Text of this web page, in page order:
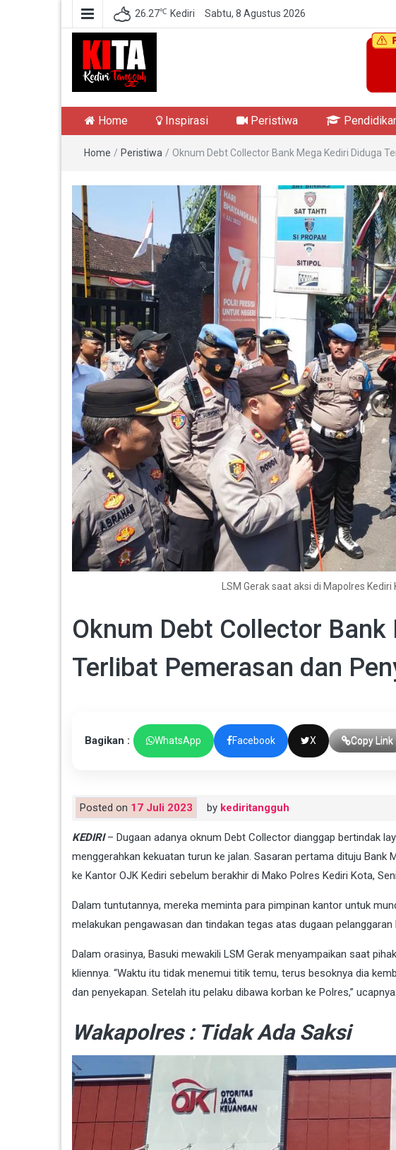
26.27℃ Kediri Sabtu, 8 Agustus 2026
Kediri Tangguh
Home Inspirasi Peristiwa
Home / Peristiwa / Oknum Debt Collector Bank Mega Kediri Diduga
LSM Gerak saat aksi di Mapolres
Oknum Debt Collector Bank
Terlibat Pemerasan dan
Bagikan : WhatsApp Facebook X Copy Link
Posted on 17 Juli 2023 by kediritangguh
KEDIRI– Dugaan adanya oknum Debt Collector dianggap bertindak
menggerahkan kekuatan turun ke jalan. Sasaran pertama dituju Bank
ke Kantor OJK Kediri sebelum berakhir di Mako Polres Kediri Kota,
Dalam tuntutannya, mereka meminta para pimpinan kantor untuk
melakukan pengawasan dan tindakan tegas atas dugaan pelanggaran
Dalam orasinya, Basuki mewakili LSM Gerak menyampaikan saat
kliennya. “Waktu itu tidak menemui titik temu, terus besoknya dia
dan penyekapan. Setelah itu pelaku dibawa korban ke Polres,” ucapnya.
Wakapolres : Tidak Ada Saksi